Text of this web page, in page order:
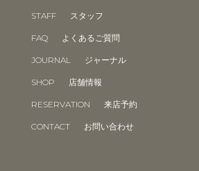
STAFF スタッフ
FAQ よくあるご質問
JOURNAL ジャーナル
SHOP 店舗情報
RESERVATION 来店予約
CONTACT お問い合わせ